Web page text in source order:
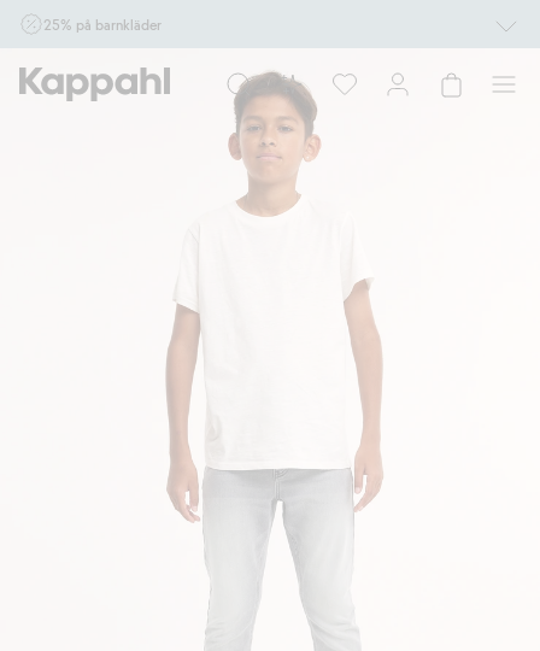
25% på barnkläder
10.00. Ej Newbie. Gäller för dig som är eller blir medlem. Kan ej kombineras med
andra rabatter eller erbjudanden.
Shoppa nu